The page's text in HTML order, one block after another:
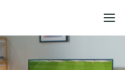
page